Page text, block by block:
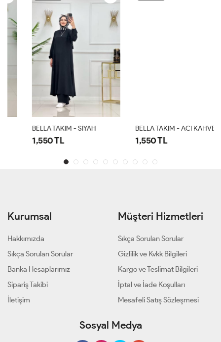
BELLA TAKIM - SİYAH
1,550 TL
BELLA TAKIM - ACI KAHVE
1,550 TL
Kurumsal
Hakkımızda
Sıkça Sorulan Sorular
Banka Hesaplarımız
Sipariş Takibi
İletişim
Müşteri Hizmetleri
Sıkça Sorulan Sorular
Gizlilik ve Kvkk Bilgileri
Kargo ve Teslimat Bilgileri
İptal ve İade Koşulları
Mesafeli Satış Sözleşmesi
Sosyal Medya